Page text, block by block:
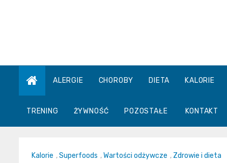
ALERGIE CHOROBY DIETA KALORIE
TRENING ŻYWNOŚĆ POZOSTAŁE KONTAKT
Kalorie ,Superfoods ,Wartości odżywcze , Zdrowie i dieta